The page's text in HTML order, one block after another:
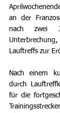
an der
nach zwei
Unterbrechung,
Lauftreffs zur
Nach einem
durch
für die